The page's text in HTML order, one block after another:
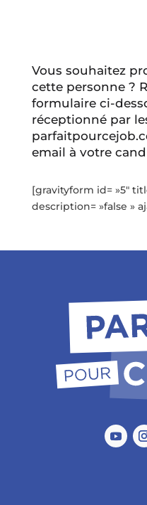
Vous souhaitez
cette personne ?
formulaire ci-
réceptionné par
email à votre
[gravityform id= »5″
description= »false »